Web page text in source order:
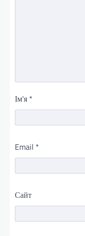
Ім'я *
Email *
Сайт